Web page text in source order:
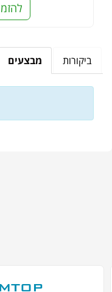
ביקורות מבצעים